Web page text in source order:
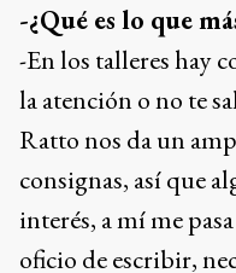
-¿Qué es lo que
-En los talleres hay
la atención o no te
Ratto nos da un
consignas, así que
interés, a mí me
oficio de escribir,